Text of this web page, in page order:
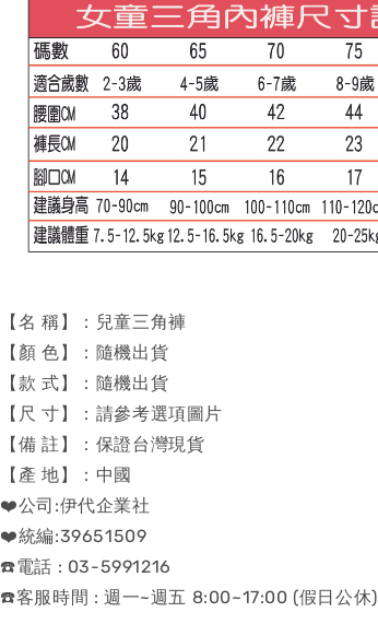
【名 稱】：兒童三角褲
【顏 色】：隨機出貨
【款 式】：隨機出貨
【尺 寸】：請參考選項圖片
【備 註】：保證台灣現貨
【產 地】：中國
❤️公司:伊代企業社
❤️統編:39651509
☎️電話 : 03-5991216
☎️客服時間 : 週一~週五 8:00~17:00 (假日公休)